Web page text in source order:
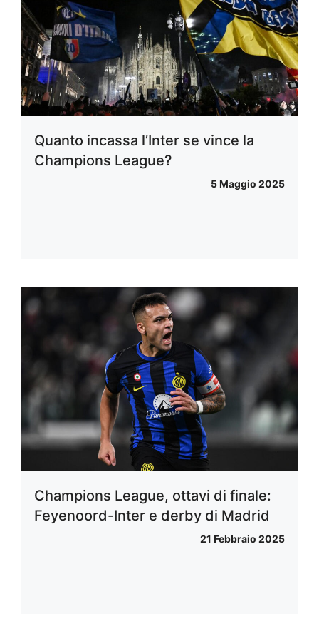
Quanto incassa l’Inter se vince la
Champions League?
5 Maggio 2025
Champions League, ottavi di finale:
Feyenoord-Inter e derby di Madrid
21 Febbraio 2025